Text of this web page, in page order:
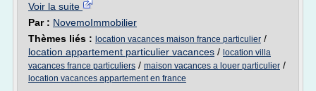
Voir la suite
Par : NovemoImmobilier
Thèmes liés : location vacances maison france particulier /
location appartement particulier vacances / location villa
vacances france particuliers / maison vacances a louer particulier /
location vacances appartement en france